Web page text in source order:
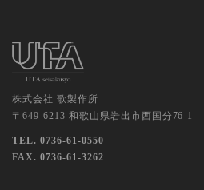
株式会社 歌製作所
〒649-6213 和歌山県岩出市西国分76-1
TEL. 0736-61-0550
FAX. 0736-61-3262